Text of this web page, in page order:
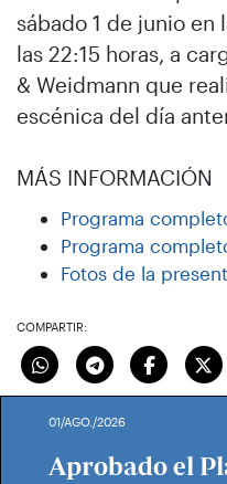
sábado 1 de junio en
las 22:15 horas, a
& Weidmann que
escénica del día
MÁS INFORMACIÓN
Programa
Programa
Fotos de la
COMPARTIR:
01/AGO./2026
Aprobado el